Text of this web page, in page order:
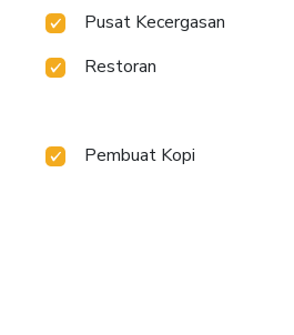
Pusat Kecergasan
Restoran
Pembuat Kopi